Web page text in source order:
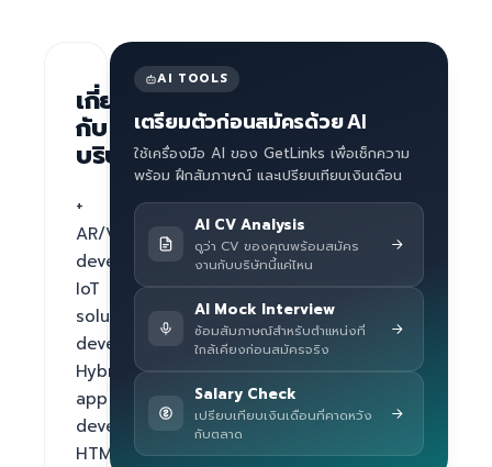
เกี่ยว
กับ
บริษัท
+
AR/VR
develop,
IoT
solution
develop,
Hybrid
app
develop,
HTML5/Wordpress
AI TOOLS
เตรียมตัวก่อนสมัครด้วย AI
ใช้เครื่องมือ AI ของ GetLinks เพื่อเช็กความ
พร้อม ฝึกสัมภาษณ์ และเปรียบเทียบเงินเดือน
AI CV Analysis
ดูว่า CV ของคุณพร้อมสมัคร
งานกับบริษัทนี้แค่ไหน
AI Mock Interview
ซ้อมสัมภาษณ์สำหรับตำแหน่งที่
ใกล้เคียงก่อนสมัครจริง
Salary Check
เปรียบเทียบเงินเดือนที่คาดหวัง
กับตลาด